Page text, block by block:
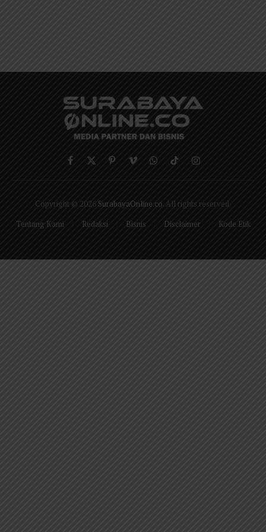
Facebook
X
PinterestVimeoWhatsApp
TikTokInstagram
Copyright © 2026 SurabayaOnline.co. All rights reserved.
Tentang Kami
Redaksi Bisnis Disclaimer Kode Etik